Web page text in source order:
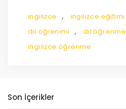
ingilizce , ingilizce eğitimi
dil öğrenimi , dil öğrenme
ingilizce öğrenme
Son İçerikler